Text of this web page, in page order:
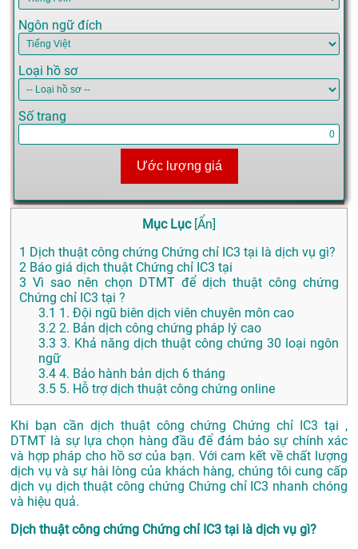
Ngôn ngữ đích
Loại hồ sơ
Số trang
Ước lượng giá
Mục Lục [Ẩn]
1 Dịch thuật công chứng Chứng chỉ IC3 tại là dịch vụ gì?
2 Báo giá dịch thuật Chứng chỉ IC3 tại
3 Vì sao nên chọn DTMT để dịch thuật công chứng
Chứng chỉ IC3 tại ?
3.1 1. Đội ngũ biên dịch viên chuyên môn cao
3.2 2. Bản dịch công chứng pháp lý cao
3.3 3. Khả năng dịch thuật công chứng 30 loại ngôn
ngữ
3.4 4. Bảo hành bản dịch 6 tháng
3.5 5. Hỗ trợ dịch thuật công chứng online
Khi bạn cần dịch thuật công chứng Chứng chỉ IC3 tại ,
DTMT là sự lựa chọn hàng đầu để đảm bảo sự chính xác
và hợp pháp cho hồ sơ của bạn. Với cam kết về chất lượng
dịch vụ và sự hài lòng của khách hàng, chúng tôi cung cấp
dịch vụ dịch thuật công chứng Chứng chỉ IC3 nhanh chóng
và hiệu quả.
Dịch thuật công chứng Chứng chỉ IC3 tại là dịch vụ gì?